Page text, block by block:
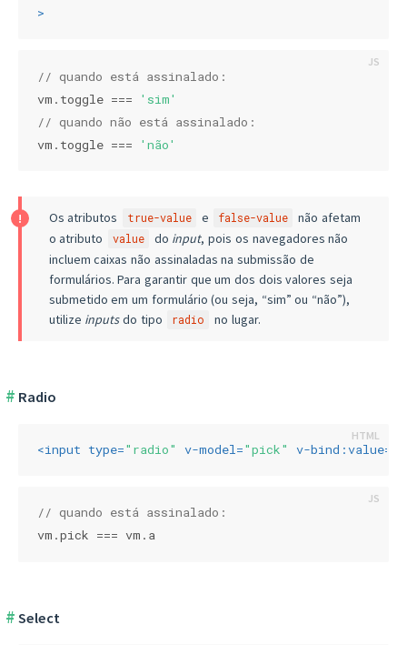
>
// quando está assinalado:
vm.toggle ===
'sim'
// quando não está assinalado:
vm.toggle ===
'não'
Os atributos true-value e false-value
não afetam
o atributo
value do input, pois os navegadores não
incluem caixas não assinaladas na submissão de
formulários. Para garantir que um dos dois valores seja
submetido em um formulário (ou seja, “sim” ou “não”),
utilize inputsdo tipo radio no lugar.
Radio
<input type="radio" v-model="pick" v-bind:value=
// quando está assinalado:
vm.pick === vm.a
Select